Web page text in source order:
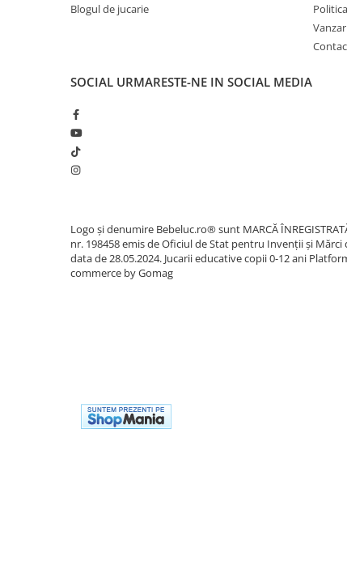
Ceasuri copii
Cadouri bebelusi
Cadouri ieftine pentru copii
Cadouri botez
Cadou copii 2 ani
Cadou copii 5 ani
Cadou copii 6 ani
Cadou copii 7 ani
Cadou copii 12 ani
Rechizite scolare
Blogul de jucarie
SOCIAL URMARESTE-NE IN SOCIAL MEDIA
Logo și denumire Bebeluc.ro® sunt MARCĂ
nr. 198458 emis de Oficiul de Stat pentru Invenții și Mărci
data de 28.05.2024. Jucarii educative copii 0-12 ani
commerce by Gomag